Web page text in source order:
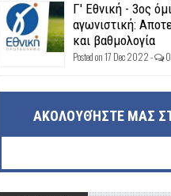
Γ' Εθνική - 3ος
αγωνιστική:
και βαθμολογία
Posted on 17 Dec 2022 - 0
ΑΚΟΛΟΥΘΉΣΤΕ ΜΑΣ